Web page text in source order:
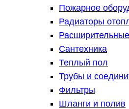
Пожарное
Радиаторы
Сантехника
Теплый пол
Трубы и
Фильтры
Шланги и полив